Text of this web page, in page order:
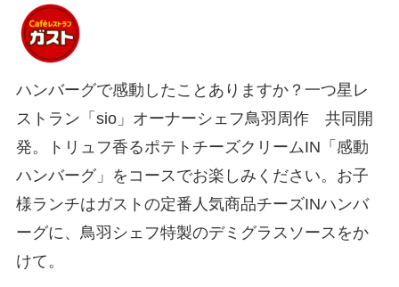
ハンバーグで感動したことありますか？一つ星レ
ストラン「sio」オーナーシェフ鳥羽周作 共同開
発。トリュフ香るポテトチーズクリームIN「感動
ハンバーグ」をコースでお楽しみください。お子
様ランチはガストの定番人気商品チーズINハンバ
ーグに、鳥羽シェフ特製のデミグラスソースをか
けて。